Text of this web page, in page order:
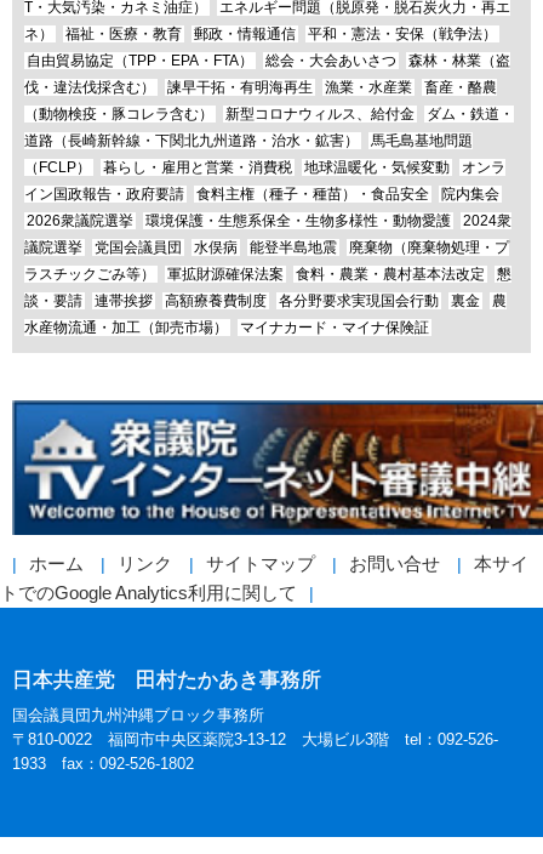
T・大気汚染・カネミ油症）
エネルギー問題（脱原発・脱石炭火力・再エ
ネ）
福祉・医療・教育 郵政・情報通信
平和・憲法・安保（戦争法）
自由貿易協定（TPP・EPA・FTA）
総会・大会あいさつ
森林・林業（盗
伐・違法伐採含む）
諫早干拓・有明海再生 漁業・水産業
畜産・酪農
（動物検疫・豚コレラ含む）
新型コロナウィルス、給付金
ダム・鉄道・
道路（長崎新幹線・下関北九州道路・治水・鉱害）
馬毛島基地問題
（FCLP）
暮らし・雇用と営業・消費税 地球温暖化・気候変動
オンラ
イン国政報告・政府要請
食料主権（種子・種苗）・食品安全
院内集会
2026衆議院選挙
環境保護・生態系保全・生物多様性・動物愛護
2024衆
議院選挙
党国会議員団 水俣病 能登半島地震
廃棄物（廃棄物処理・プ
ラスチックごみ等）
軍拡財源確保法案 食料・農業・農村基本法改定
懇
談・要請
連帯挨拶 高額療養費制度 各分野要求実現国会行動 裏金
農
水産物流通・加工（卸売市場）
マイナカード・マイナ保険証
ホーム リンク サイトマップ お問い合せ
本サイ
トでのGoogle Analytics利用に関して
日本共産党 田村たかあき事務所
国会議員団九州沖縄ブロック事務所
〒810-0022 福岡市中央区薬院3-13-12 大場ビル3階 tel：092-526-
1933 fax：092-526-1802